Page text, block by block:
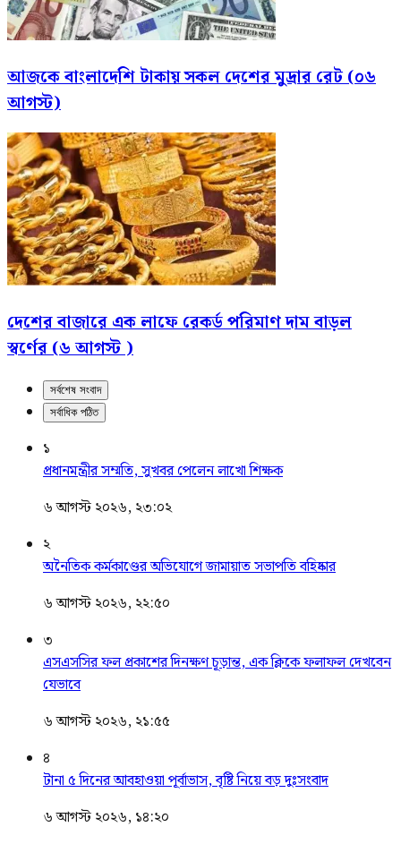
আজকে বাংলাদেশি টাকায় সকল দেশের মুদ্রার রেট (০৬
আগস্ট)
দেশের বাজারে এক লাফে রেকর্ড পরিমাণ দাম বাড়ল
স্বর্ণের (৬ আগস্ট )
সর্বশেষ সংবাদ
সর্বাধিক পঠিত
১
প্রধানমন্ত্রীর সম্মতি, সুখবর পেলেন লাখো শিক্ষক
৬ আগস্ট ২০২৬, ২৩:০২
২
অনৈতিক কর্মকাণ্ডের অভিযোগে জামায়াত সভাপতি বহিষ্কার
৬ আগস্ট ২০২৬, ২২:৫০
৩
এসএসসির ফল প্রকাশের দিনক্ষণ চূড়ান্ত, এক ক্লিকে ফলাফল দেখবেন
যেভাবে
৬ আগস্ট ২০২৬, ২১:৫৫
৪
টানা ৫ দিনের আবহাওয়া পূর্বাভাস, বৃষ্টি নিয়ে বড় দুঃসংবাদ
৬ আগস্ট ২০২৬, ১৪:২০